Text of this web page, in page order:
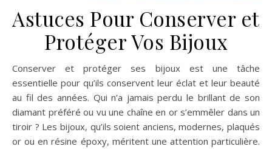
Astuces Pour Conserver et
Protéger Vos Bijoux
Conserver et protéger ses bijoux est une tâche
essentielle pour qu’ils conservent leur éclat et leur beauté
au fil des années. Qui n’a jamais perdu le brillant de son
diamant préféré ou vu une chaîne en or s’emmêler dans un
tiroir ? Les bijoux, qu’ils soient anciens, modernes, plaqués
or ou en résine époxy, méritent une attention particulière.